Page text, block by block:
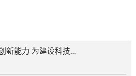
新能力 为建设科技...